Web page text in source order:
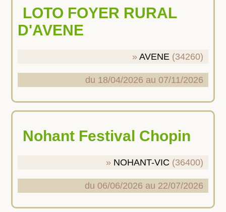
LOTO FOYER RURAL
D'AVENE
AVENE (34260)
du 18/04/2026 au 07/11/2026
Nohant Festival Chopin
NOHANT-VIC (36400)
du 06/06/2026 au 22/07/2026